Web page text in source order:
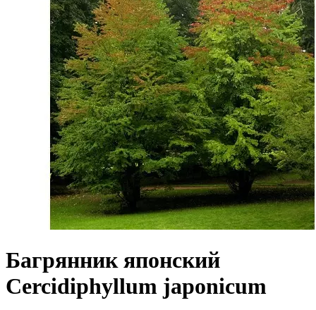
Багрянник японский
Cercidiphyllum japonicum